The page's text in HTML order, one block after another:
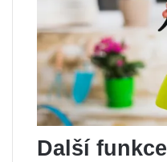
Další funkce